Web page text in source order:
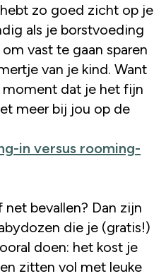
zo goed zicht op je
als je borstvoeding
vast te gaan sparen
van je kind. Want
dat je het fijn
meer bij jou op de
in versus rooming-
bevallen? Dan zijn
die je (gratis!)
doen: het kost je
zitten vol met leuke